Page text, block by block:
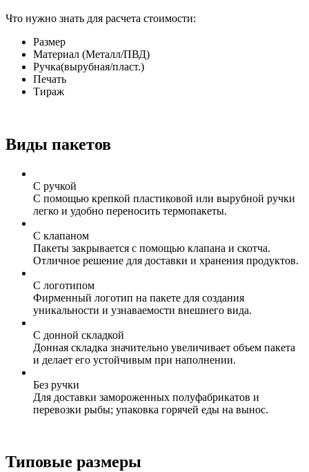
Что нужно знать для расчета стоимости:
Размер
Материал (Металл/ПВД)
Ручка(вырубная/пласт.)
Печать
Тираж
Виды пакетов
С ручкой
С помощью крепкой пластиковой или вырубной ручки
легко и удобно переносить термопакеты.
С клапаном
Пакеты закрывается с помощью клапана и скотча.
Отличное решение для доставки и хранения продуктов.
С логотипом
Фирменный логотип на пакете для создания
уникальности и узнаваемости внешнего вида.
С донной складкой
Донная складка значительно увеличивает объем пакета
и делает его устойчивым при наполнении.
Без ручки
Для доставки замороженных полуфабрикатов и
перевозки рыбы; упаковка горячей еды на вынос.
Типовые размеры